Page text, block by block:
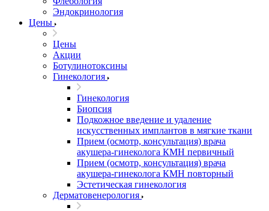
Эндокринология
Цены
Цены
Акции
Ботулинотоксины
Гинекология
Гинекология
Биопсия
Подкожное введение и удаление
искусственных имплантов в мягкие ткани
Прием (осмотр, консультация) врача
акушера-гинеколога КМН первичный
Прием (осмотр, консультация) врача
акушера-гинеколога КМН повторный
Эстетическая гинекология
Дерматовенерология